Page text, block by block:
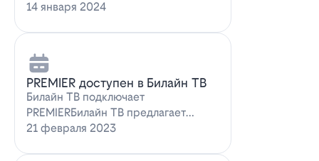
услугу – "Общий баланс"…
14 января 2024
PREMIER доступен в Билайн ТВ
Билайн ТВ подключает
PREMIERБилайн ТВ предлагает
подписку на PREMIER. Всем
21 февраля 2023